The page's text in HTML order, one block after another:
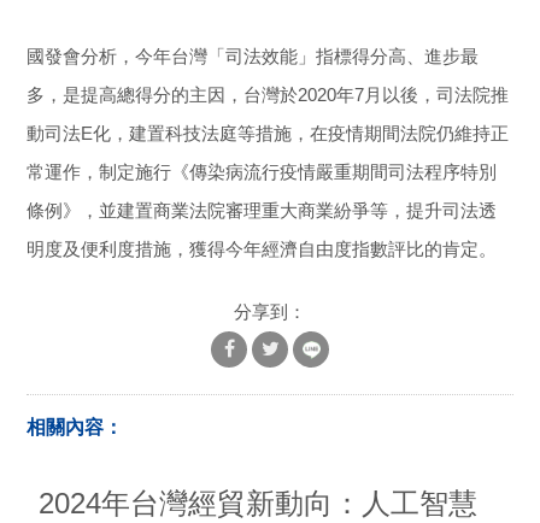
國發會分析，今年台灣「司法效能」指標得分高、進步最
多，是提高總得分的主因，台灣於2020年7月以後，司法院推
動司法E化，建置科技法庭等措施，在疫情期間法院仍維持正
常運作，制定施行《傳染病流行疫情嚴重期間司法程序特別
條例》，並建置商業法院審理重大商業紛爭等，提升司法透
明度及便利度措施，獲得今年經濟自由度指數評比的肯定。
分享到：
相關內容：
2024年台灣經貿新動向：人工智慧